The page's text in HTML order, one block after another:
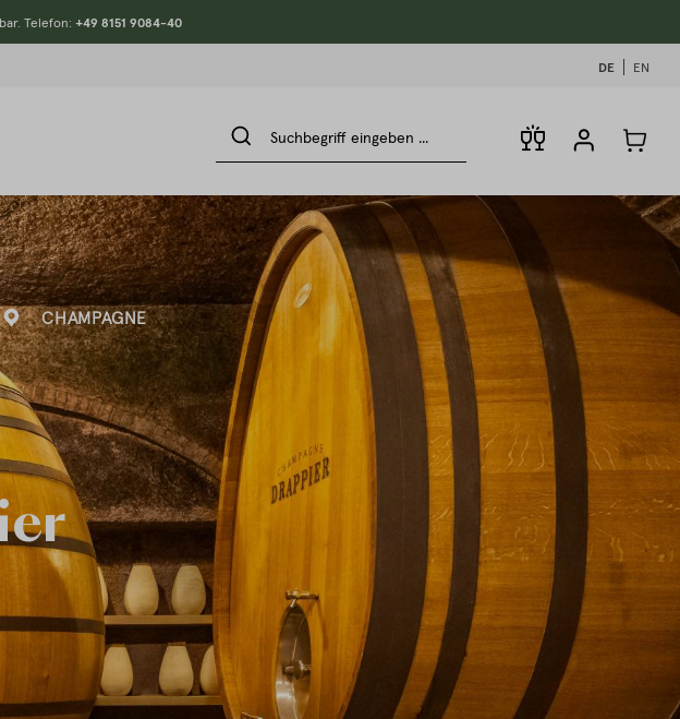
Telefon: +49 8151 9084-40
DE EN
CHAMPAGNE